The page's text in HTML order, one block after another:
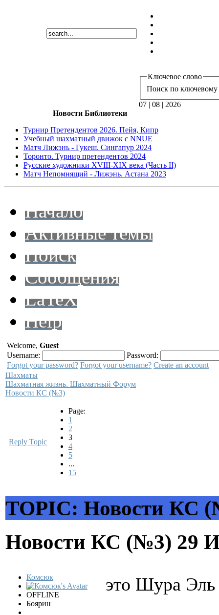
Ключевое слово
Поиск по ключевому
07 | 08 | 2026
Новости Библиотеки
Турнир Претендентов 2026. Пейя, Кипр
Учебный шахматный движок с NNUE
Матч Лижэнь - Гукеш. Сингапур 2024
Торонто. Турнир претендентов 2024
Русские художники XVIII-XIX века (Часть II)
Матч Непомнящий - Лижэнь. Астана 2023
Начало
Активные темы
Поиск
Сообщения
LaTeX
Help
Welcome, Guest
Username:
Password:
Forgot your password? Forgot your username? Create an account
Шахматы
Шахматная жизнь. Шахматный Форум
Новости КС (№3)
Reply Topic
Page:
1
2
3
4
5
...
15
TOPIC: Новости КС
Новости КС (№3) 29
Комсюк
OFFLINE
Боярин
это Шура Эль